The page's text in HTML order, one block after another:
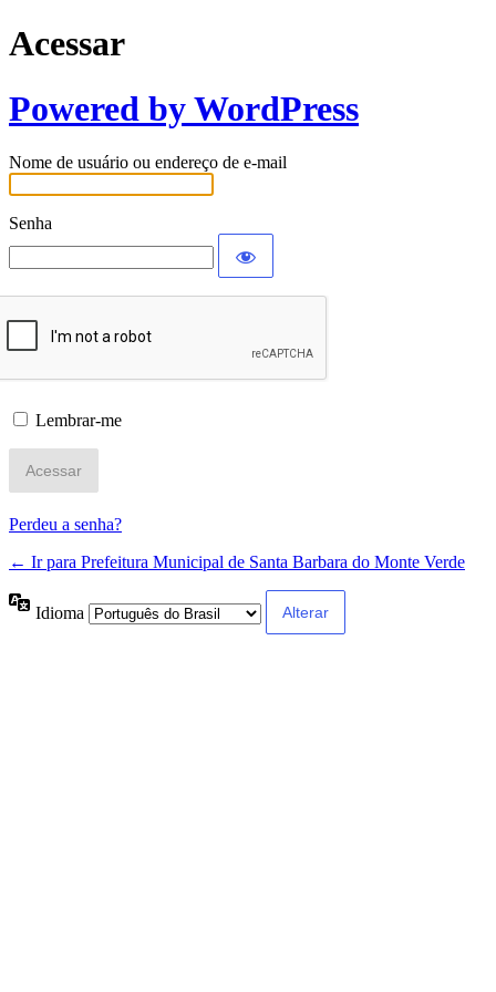
Acessar
Powered by WordPress
Nome de usuário ou endereço de e-mail
Senha
Lembrar-me
Perdeu a senha?
← Ir para Prefeitura Municipal de Santa Barbara do Monte Verde
Idioma